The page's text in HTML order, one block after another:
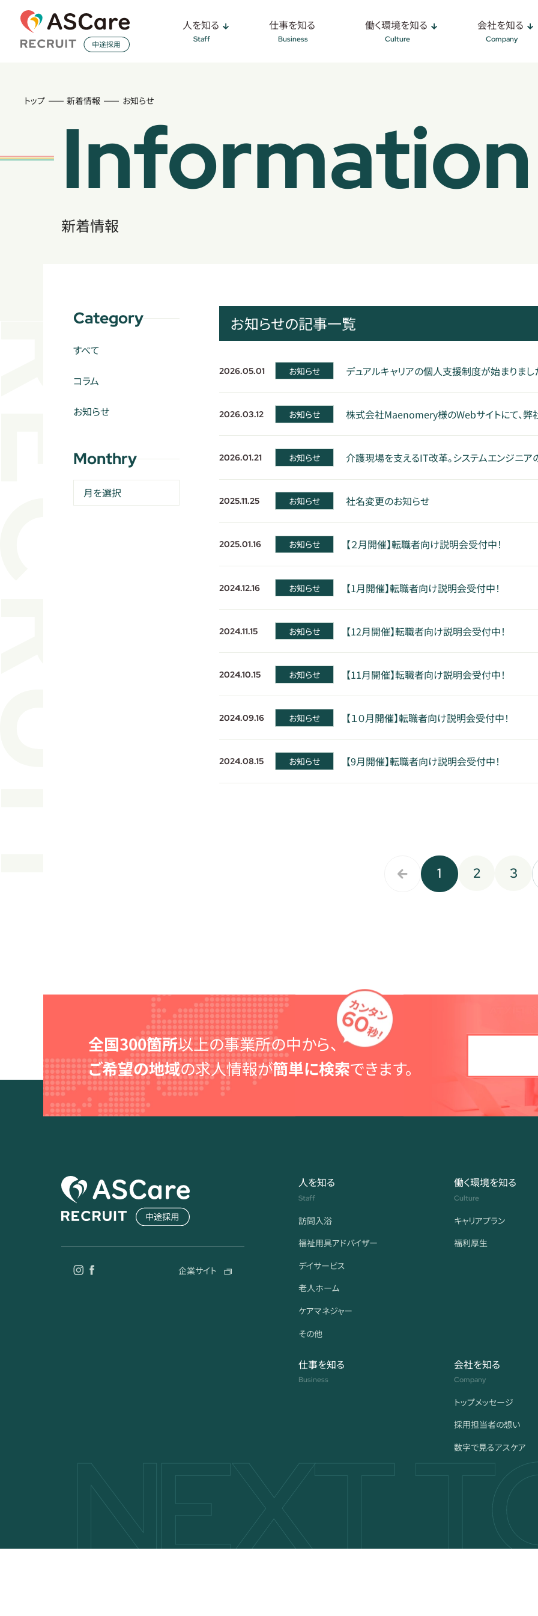
人を知る
Staff
仕事を知る
Business
働く環境を知る
Culture
会社を知る
Company
人を知る
老人ホーム
ケアマネジャー
仕事を知る
Business
働く環境を知る
Culture
会社を知る
Company
新着情報
Information
求人検索
Search
トップ 新着情報 お知らせ
Information
新着情報
お知らせの記事一覧
2026.05.01 お知らせ デュアルキャリアの個人支援制度が始まりまし
2026.03.12 お知らせ 株式会社Maenomery様のWebサイトにて、弊
2026.01.21 お知らせ 介護現場を支えるIT改革。システムエンジニ
2025.11.25 お知らせ 社名変更のお知らせ
2025.01.16 お知らせ 【２月開催】転職者向け説明会受付中！
2024.12.16 お知らせ 【1月開催】転職者向け説明会受付中！
2024.11.15 お知らせ 【12月開催】転職者向け説明会受付中！
2024.10.15 お知らせ 【11月開催】転職者向け説明会受付中！
2024.09.16 お知らせ 【１０月開催】転職者向け説明会受付中！
2024.08.15 お知らせ 【9月開催】転職者向け説明会受付中！
1 2 3
Category
すべて
コラム
お知らせ
Monthry
全国300箇所以上の事業所の中から、
ご希望の地域の求人情報が簡単に検索できます。
企業サイト
人を知る
Staff
訪問入浴
福祉用具アドバイザー
デイサービス
老人ホーム
ケアマネジャー
その他
仕事を知る
Business
働く環境を知る
Culture
キャリアプラン
福利厚生
会社を知る
Company
トップメッセージ
採用担当者の想い
数字で見るアスケア